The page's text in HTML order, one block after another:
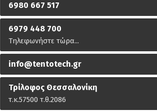
6980 667 517
6979 448 700
Τηλεφωνήστε τώρα...
info@tentotech.gr
Τρίλοφος Θεσσαλονίκη
τ.κ.57500 τ.θ.2086